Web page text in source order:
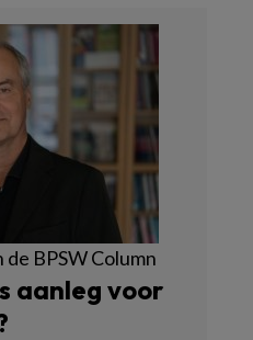
de BPSW Column
aanleg voor